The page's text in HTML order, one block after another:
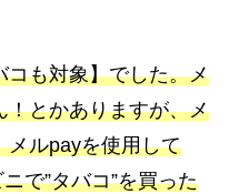
コも対象】でした。メ
！とかありますが、メ
メルpayを使用して
で”タバコ”を買った